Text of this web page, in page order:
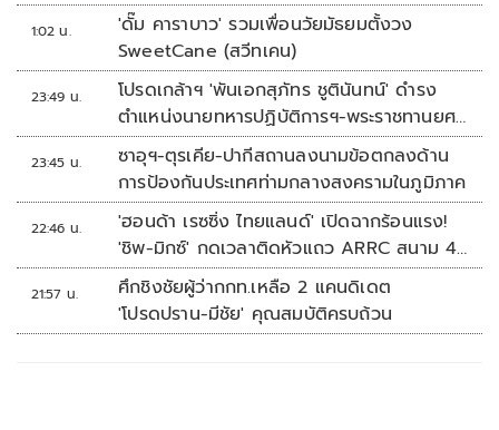
1:02 น.
'ดั๊ม คาราบาว' รวมเพื่อนวัยมัธยมตั้งวง
SweetCane (สวีทเคน)
23:49 น.
โปรดเกล้าฯ 'พันเอกสุภัทร ชูตินันทน์' ดำรง
ตำแหน่งนายทหารปฏิบัติการฯ-พระราชทานยศ
'พลตรี'
23:45 น.
ซาอุฯ-ตุรเคีย-ปากีสถานลงนามข้อตกลงด้าน
การป้องกันประเทศท่ามกลางสงครามในภูมิภาค
22:46 น.
'ฮอนด้า เรซซิ่ง ไทยแลนด์' เปิดฉากร้อนแรง!
'ชิพ-มิกซ์' กดเวลาติดหัวแถว ARRC สนาม 4
ที่มัลดาลิกา
21:57 น.
ศึกชิงชัยผู้ว่ากกท.เหลือ 2 แคนดิเดต
'โปรดปราน-มีชัย' คุณสมบัติครบถ้วน